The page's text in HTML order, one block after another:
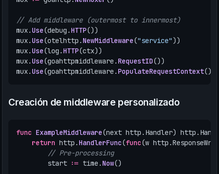
// Add middleware (outermost to innermost)
mux. Use(debug . HTTP())
mux. Use(otelhttp . NewMiddleware("service"))
mux. Use(log . HTTP(ctx))
mux. Use(goahttpmiddleware . RequestID())
mux. Use(goahttpmiddleware . PopulateRequestContext())
Creación de middleware personalizado
func ExampleMiddleware(next http . Handler) http .
return http . HandlerFunc(func(w http .
// Pre-processing
start := time . Now()